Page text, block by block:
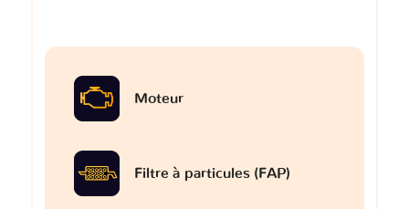
Moteur
Filtre à particules (FAP)